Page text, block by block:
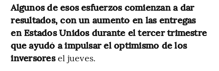
Algunos de esos esfuerzos comienzan a dar
resultados, con un aumento en las entregas
en Estados Unidos durante el tercer trimestre
que ayudó a impulsar el optimismo de los
inversoresel jueves.